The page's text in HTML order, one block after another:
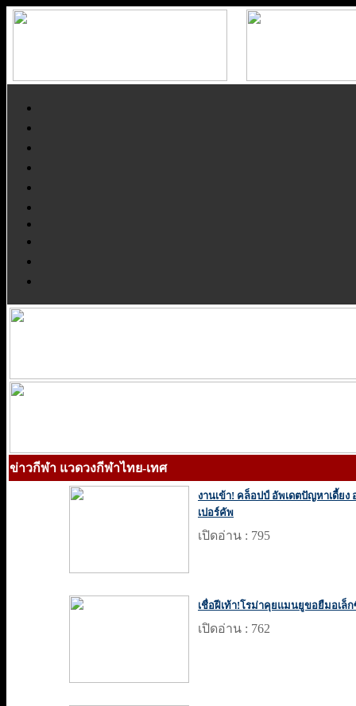
ข่าวกีฬา แวดวงกีฬาไทย-เทศ
งานเข้า! คล็อปป์ อัพเดตปัญหาเดี้ย
เปอร์คัพ
เปิดอ่าน : 795
เชื่อฝีเท้า!โรม่าคุยแมนยูขอยืมอเล็
เปิดอ่าน : 762